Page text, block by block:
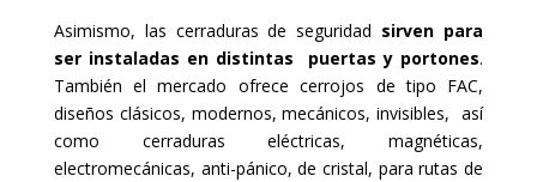
Asimismo, las cerraduras de seguridad sirven para
ser instaladas en distintas puertas y portones.
También el mercado ofrece cerrojos de tipo FAC,
diseños clásicos, modernos, mecánicos, invisibles, así
como cerraduras eléctricas, magnéticas,
electromecánicas, anti-pánico, de cristal, para rutas de